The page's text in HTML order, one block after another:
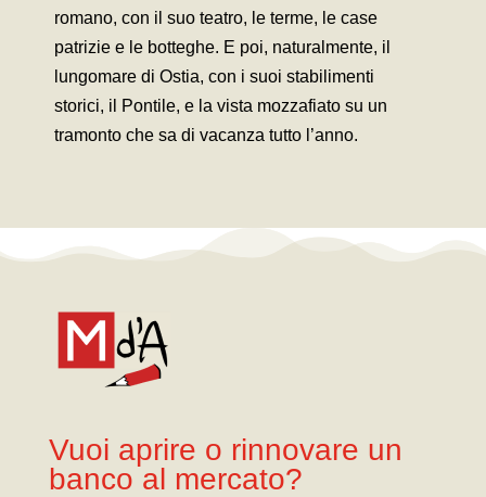
romano, con il suo teatro, le terme, le case
patrizie e le botteghe. E poi, naturalmente, il
lungomare di Ostia, con i suoi stabilimenti
storici, il Pontile, e la vista mozzafiato su un
tramonto che sa di vacanza tutto l’anno.
Vuoi aprire o rinnovare un
banco al mercato?